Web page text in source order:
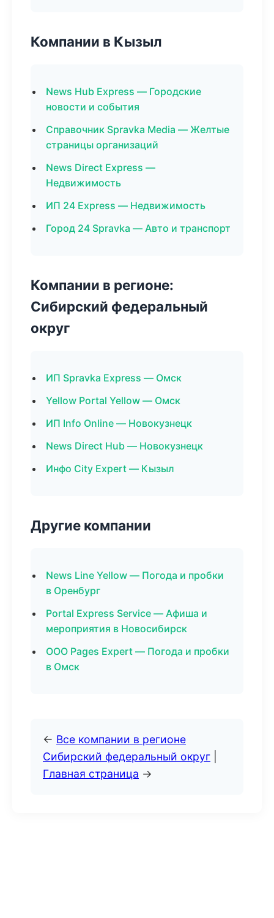
Компании в Кызыл
News Hub Express — Городские
новости и события
Справочник Spravka Media — Желтые
страницы организаций
News Direct Express —
Недвижимость
ИП 24 Express — Недвижимость
Город 24 Spravka — Авто и транспорт
Компании в регионе:
Сибирский федеральный
округ
ИП Spravka Express — Омск
Yellow Portal Yellow — Омск
ИП Info Online — Новокузнецк
News Direct Hub — Новокузнецк
Инфо City Expert — Кызыл
Другие компании
News Line Yellow — Погода и пробки
в Оренбург
Portal Express Service — Афиша и
мероприятия в Новосибирск
ООО Pages Expert — Погода и пробки
в Омск
← Все компании в регионе
Сибирский федеральный округ
Главная страница →